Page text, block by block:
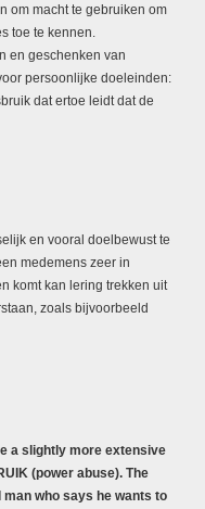
om macht te gebruiken om
toe te kennen.
en geschenken van
persoonlijke doeleinden:
dat ertoe leidt dat de
en vooral doelbewust te
medemens zeer in
komt kan lering trekken uit
zoals bijvoorbeeld
a slightly more extensive
(power abuse). The
who says he wants to